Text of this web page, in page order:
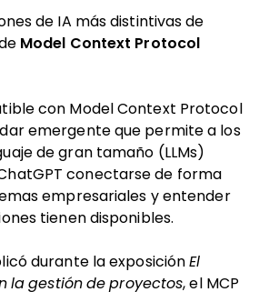
de IA más distintivas de
Model Context Protocol
con Model Context Protocol
emergente que permite a los
de gran tamaño (LLMs)
conectarse de forma
empresariales y entender
tienen disponibles.
durante la exposiciónEl
la gestión de proyectos, el MCP